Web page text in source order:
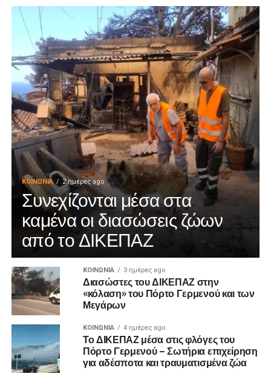
ΚΟΙΝΩΝΊΑ 2 ημέρες ago
Συνεχίζονται μέσα στα
καμένα οι διασώσεις ζώων
από το ΔΙΚΕΠΑΖ
ΚΟΙΝΩΝΊΑ 3 ημέρες ago
Διασώστες του ΔΙΚΕΠΑΖ στην
«κόλαση» του Πόρτο Γερμενού και των
Μεγάρων
ΚΟΙΝΩΝΊΑ 4 ημέρες ago
Το ΔΙΚΕΠΑΖ μέσα στις φλόγες του
Πόρτο Γερμενού – Σωτήρια επιχείρηση
για αδέσποτα και τραυματισμένα ζώα